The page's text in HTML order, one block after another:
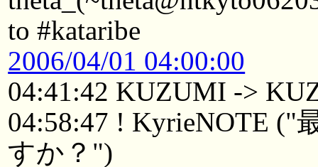
to #kataribe
2006/04/01 04:00:00
04:41:42 KUZUMI ->
04:58:47 ! KyrieNOTE ("
すか？")